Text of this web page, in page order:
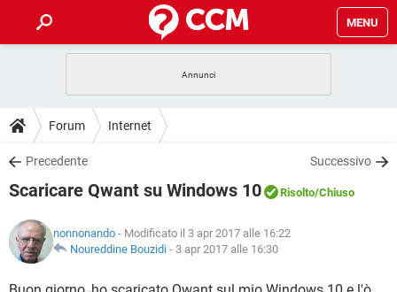
MENU
INTRATTENIMENTO
iOS
INSTAGRAM WHATSAPP
TIKTOK
HARDWARE
GUIDE
COVID-19
INSTAGRAM WHATSAPP
TIKTOK
DOWNLOAD
COVID-19 GAMING
INTRATTENIMENTO
iOS WINDOWS 10
INSTAGRAM WHATSAPP
COVID-19 GAMING
INTRATTENIMENTO
GLOSSARIO
COVID-19 GAMING
Forum Internet
Precedente Successivo
Scaricare Qwant su Windows 10 Risolto/Chiuso
nonnonando - Modificato il 3 apr 2017 alle 16:22
Noureddine Bouzidi - 3 apr 2017 alle 16:30